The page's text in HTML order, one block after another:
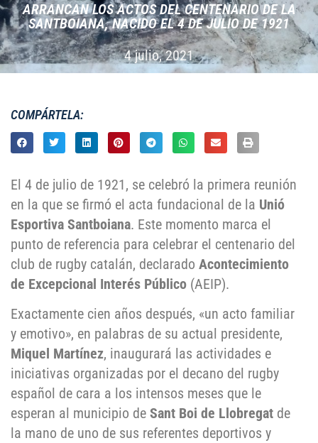
ARRANCAN LOS ACTOS DEL CENTENARIO DE LA
SANTBOIANA, NACIDO EL 4 DE JULIO DE 1921
4 julio, 2021
COMPÁRTELA:
El 4 de julio de 1921, se celebró la primera reunión
en la que se firmó el acta fundacional de la Unió
Esportiva Santboiana. Este momento marca el
punto de referencia para celebrar el centenario del
club de rugby catalán, declarado Acontecimiento
de Excepcional Interés Público (AEIP).
Exactamente cien años después, «un acto familiar
y emotivo», en palabras de su actual presidente,
Miquel Martínez, inaugurará las actividades e
iniciativas organizadas por el decano del rugby
español de cara a los intensos meses que le
esperan al municipio de Sant Boi de Llobregat de
la mano de uno de sus referentes deportivos y